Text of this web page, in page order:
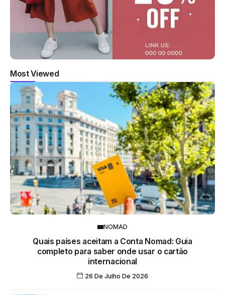
Most Viewed
NOMAD
Quais países aceitam a Conta Nomad: Guia
completo para saber onde usar o cartão
internacional
26 De Julho De 2026